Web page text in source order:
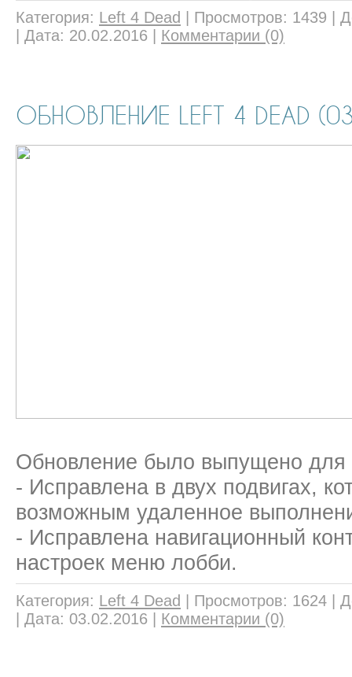
Категория: Left 4 Dead Просмотров: 1439
Дата: 20.02.2016 Комментарии (0)
ОБНОВЛЕНИЕ LEFT 4 DEAD
Обновление было выпущено для
- Исправлена в двух подвигах,
возможным удаленное
- Исправлена навигационный
настроек меню лобби.
Категория: Left 4 Dead Просмотров: 1624
Дата: 03.02.2016 Комментарии (0)